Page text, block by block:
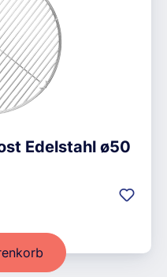
Edelstahl ø50